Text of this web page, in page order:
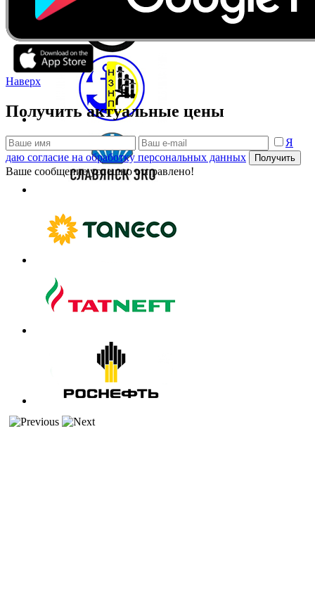
Наверх
Получить актуальные цены
Я
даю согласие на обработку персональных данных
Получить
Ваше сообщение успешно отправлено!